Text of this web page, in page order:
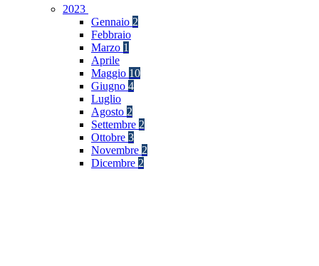
2023
Gennaio 2
Febbraio
Marzo 1
Aprile
Maggio 10
Giugno 4
Luglio
Agosto 2
Settembre 2
Ottobre 3
Novembre 2
Dicembre 2